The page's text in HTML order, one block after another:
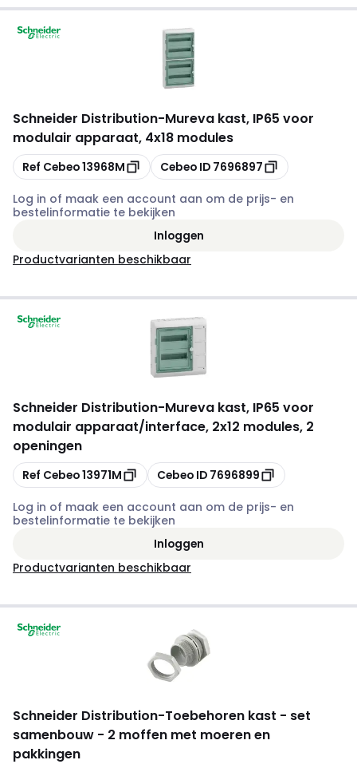
Schneider Distribution-Mureva kast, IP65 voor
modulair apparaat, 4x18 modules
Kopiëren
Ref Cebeo13968M Kopiëren
Cebeo ID 7696897
Log in of maak een account aan om de prijs- en
bestelinformatie te bekijken
Inloggen
Productvarianten beschikbaar
Schneider Distribution-Mureva kast, IP65 voor
modulair apparaat/interface, 2x12 modules, 2
openingen
Kopiëren
Ref Cebeo13971M Kopiëren
Cebeo ID 7696899
Log in of maak een account aan om de prijs- en
bestelinformatie te bekijken
Inloggen
Productvarianten beschikbaar
Schneider Distribution-Toebehoren kast - set
samenbouw - 2 moffen met moeren en
pakkingen